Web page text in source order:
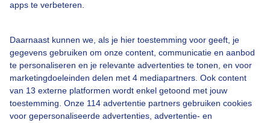
apps te verbeteren.
Daarnaast kunnen we, als je hier toestemming voor geeft, je
gegevens gebruiken om onze content, communicatie en aanbod
te personaliseren en je relevante advertenties te tonen, en voor
marketingdoeleinden delen met 4 mediapartners. Ook content
van 13 externe platformen wordt enkel getoond met jouw
toestemming. Onze 114 advertentie partners gebruiken cookies
voor gepersonaliseerde advertenties, advertentie- en
Een moment geduld aub...